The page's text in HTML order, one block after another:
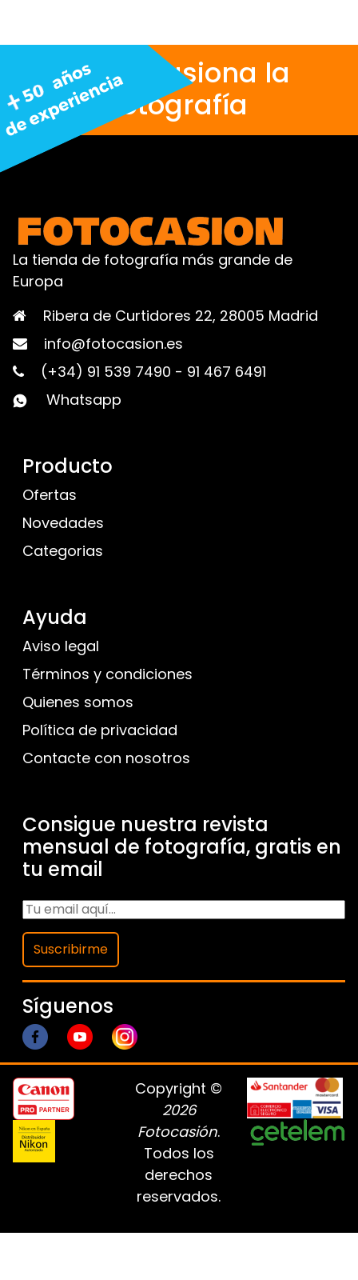
Nos apasiona la
fotografía
La tienda de fotografía más grande de
Europa
Ribera de Curtidores 22, 28005 Madrid
info@fotocasion.es
(+34) 91 539 7490 - 91 467 6491
Whatsapp
Producto
Ofertas
Novedades
Categorias
Ayuda
Aviso legal
Términos y condiciones
Quienes somos
Política de privacidad
Contacte con nosotros
Consigue nuestra revista
mensual de fotografía, gratis en
tu email
Suscribirme
Síguenos
Copyright ©
2026
Fotocasión.
Todos los
derechos
reservados.